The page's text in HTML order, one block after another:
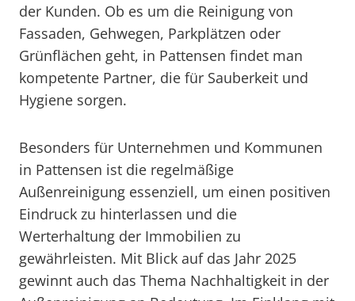
der Kunden. Ob es um die Reinigung von
Fassaden, Gehwegen, Parkplätzen oder
Grünflächen geht, in Pattensen findet man
kompetente Partner, die für Sauberkeit und
Hygiene sorgen.
Besonders für Unternehmen und Kommunen
in Pattensen ist die regelmäßige
Außenreinigung essenziell, um einen positiven
Eindruck zu hinterlassen und die
Werterhaltung der Immobilien zu
gewährleisten. Mit Blick auf das Jahr 2025
gewinnt auch das Thema Nachhaltigkeit in der